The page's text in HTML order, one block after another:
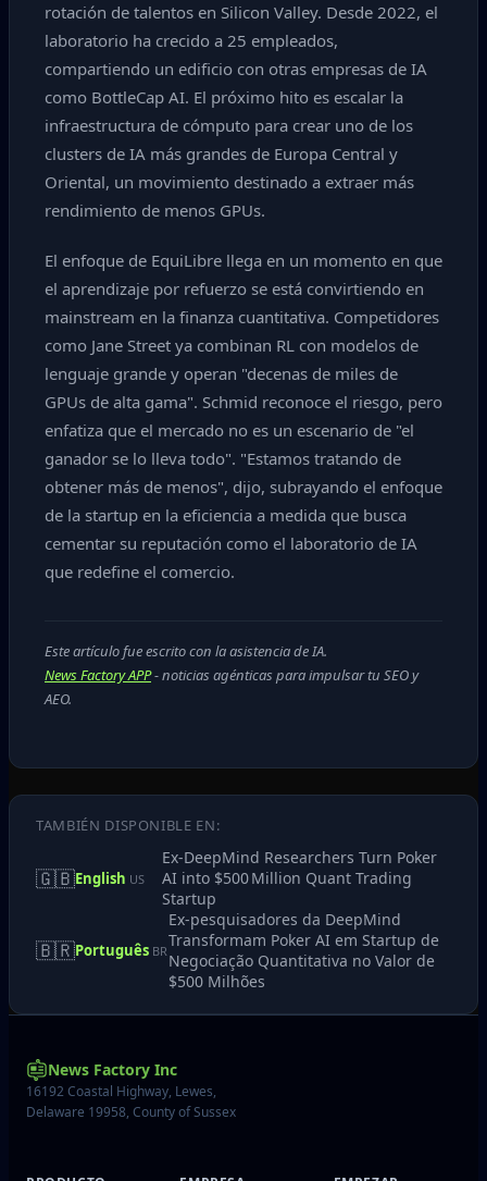
rotación de talentos en Silicon Valley. Desde 2022, el
laboratorio ha crecido a 25 empleados,
compartiendo un edificio con otras empresas de IA
como BottleCap AI. El próximo hito es escalar la
infraestructura de cómputo para crear uno de los
clusters de IA más grandes de Europa Central y
Oriental, un movimiento destinado a extraer más
rendimiento de menos GPUs.
El enfoque de EquiLibre llega en un momento en que
el aprendizaje por refuerzo se está convirtiendo en
mainstream en la finanza cuantitativa. Competidores
como Jane Street ya combinan RL con modelos de
lenguaje grande y operan "decenas de miles de
GPUs de alta gama". Schmid reconoce el riesgo, pero
enfatiza que el mercado no es un escenario de "el
ganador se lo lleva todo". "Estamos tratando de
obtener más de menos", dijo, subrayando el enfoque
de la startup en la eficiencia a medida que busca
cementar su reputación como el laboratorio de IA
que redefine el comercio.
Este artículo fue escrito con la asistencia de IA.
News Factory APP- noticias agénticas para impulsar tu SEO y
AEO.
TAMBIÉN DISPONIBLE EN:
🇬🇧English US
Ex-DeepMind Researchers Turn Poker
AI into $500 Million Quant Trading
Startup
🇧🇷Português BR
Ex-pesquisadores da DeepMind
Transformam Poker AI em Startup de
Negociação Quantitativa no Valor de
$500 Milhões
News Factory Inc
16192 Coastal Highway, Lewes,
Delaware 19958, County of Sussex